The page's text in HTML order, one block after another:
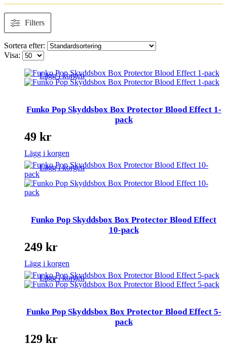
Filters
Sortera efter:
Visa:
Lägg i korgen
Funko Pop Skyddsbox Box Protector Blood Effect 1-
pack
49 kr
Lägg i korgen
Lägg i korgen
Funko Pop Skyddsbox Box Protector Blood Effect
10-pack
249 kr
Lägg i korgen
Lägg i korgen
Funko Pop Skyddsbox Box Protector Blood Effect 5-
pack
129 kr